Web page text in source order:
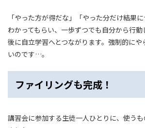
「やった方が得だな」「やった分だけ結果
わかってもらい、一歩ずつでも自分から行動
後に自立学習へとつながります。強制的に
いのです…。
ファイリングも完成！
講習会に参加する生徒一人ひとりに、使う